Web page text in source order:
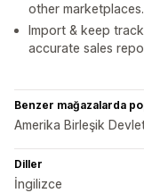
other marketplaces.
Import & keep
accurate sales
Benzer mağazalarda
Amerika Birleşik
Diller
İngilizce